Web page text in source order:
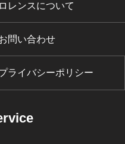
ロレンスについて
問い合わせ
ライバシーポリシー